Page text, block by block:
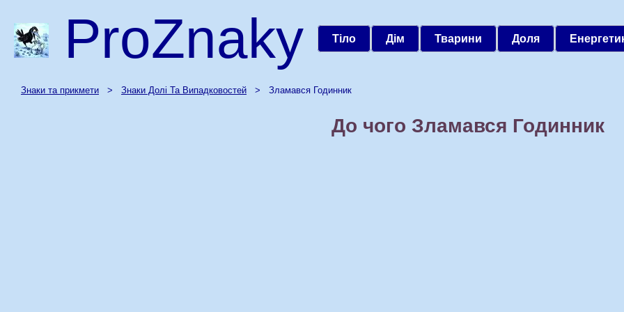
ProZnaky Тіло Дім Тварини Доля
Знаки та прикмети > Знаки Долі Та Випадковостей > Зламався Годинник
До чого Зламався Годинник